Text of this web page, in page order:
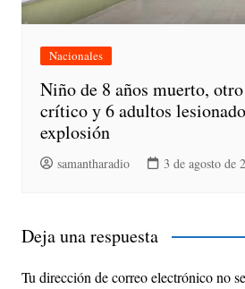
Nacionales
Niño de 8 años muerto,
crítico y 6 adultos
explosión
samantharadio 3 de agosto de
Deja una respuesta
Tu dirección de correo electrónico no